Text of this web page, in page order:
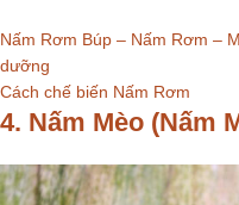
Nấm Rơm Búp – Nấm Rơm –
dưỡng
Cách chế biến Nấm Rơm
4. Nấm Mèo (Nấm